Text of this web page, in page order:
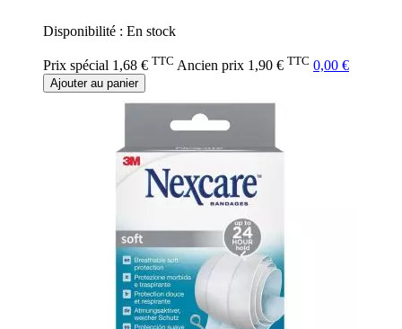
Disponibilité : En stock
Prix spécial 1,68 € TTC Ancien prix 1,90 € TTC 0,00 €
Ajouter au panier